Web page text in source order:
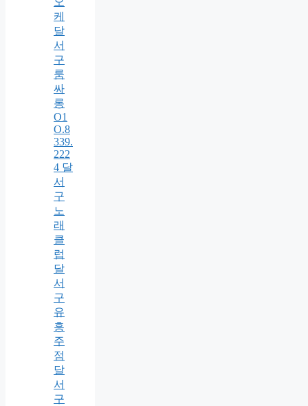
케
달
서
구
룸
싸
롱
O1
O.8
339.
222
4 달
서
구
노
래
클
럽
달
서
구
유
흥
주
점
달
서
구